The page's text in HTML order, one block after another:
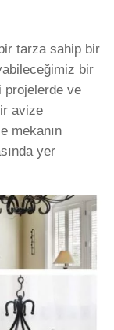
tarza sahip bir
bir
projelerde ve
avize
mekanın
yer